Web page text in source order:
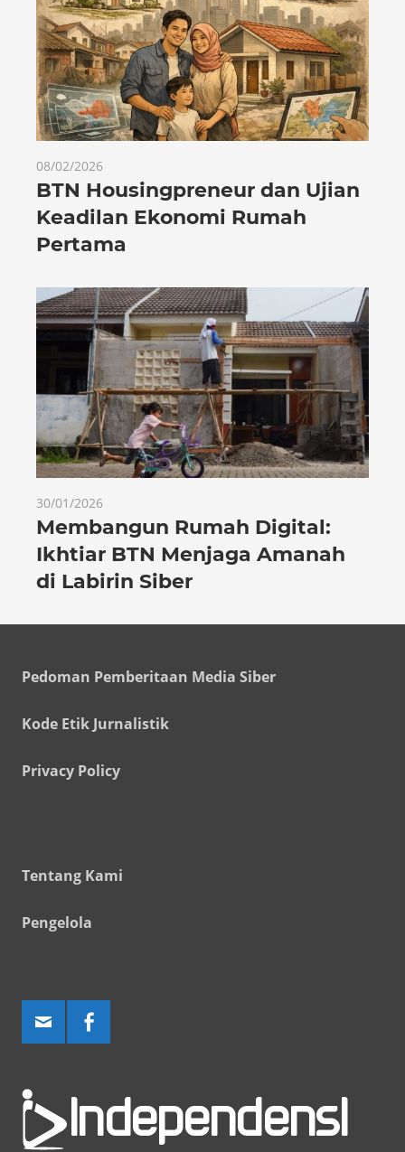
08/02/2026
BTN Housingpreneur dan Ujian
Keadilan Ekonomi Rumah
Pertama
30/01/2026
Membangun Rumah Digital:
Ikhtiar BTN Menjaga Amanah
di Labirin Siber
Pedoman Pemberitaan Media Siber
Kode Etik Jurnalistik
Privacy Policy
Tentang Kami
Pengelola